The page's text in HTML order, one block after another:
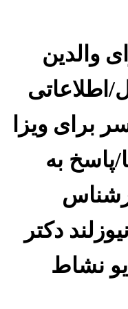
والدین
اطلاعاتی
همسر برای ویزا
پاسخ به
دکتر
نشاط